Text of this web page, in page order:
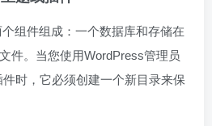
组件组成：一个数据库和存储在
件。当您使用WordPress管理员
时，它必须创建一个新目录来保